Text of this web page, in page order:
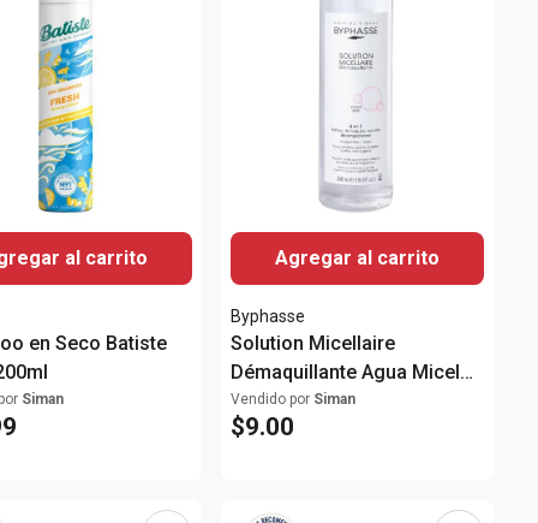
al carrito
en Seco Batiste
Siman
Agregar al carrito
Byphasse
Solution Micellaire
Démaquillante Agua Micelar
500ml
Vendido por Siman
$9.00